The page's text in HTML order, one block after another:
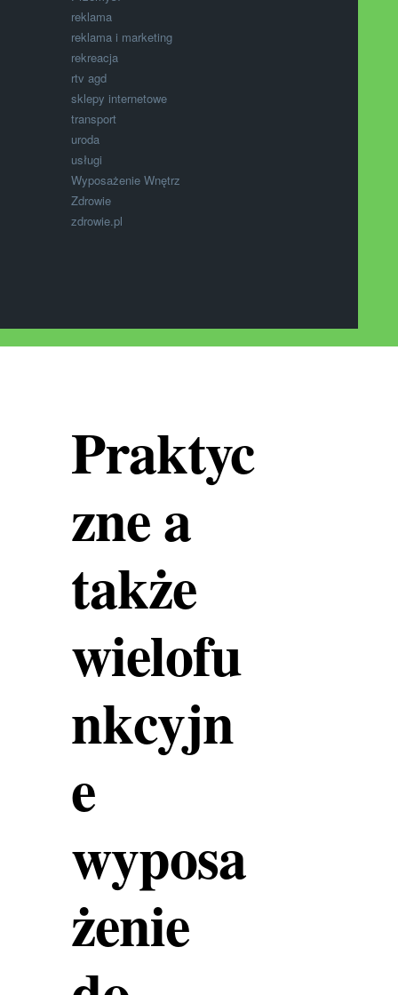
reklama
reklama i marketing
rekreacja
rtv agd
sklepy internetowe
transport
uroda
usługi
Wyposażenie Wnętrz
Zdrowie
zdrowie.pl
Praktyc
zne a
także
wielofu
nkcyjn
e
wyposa
żenie